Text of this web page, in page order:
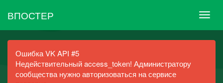
ВПОСТЕР
Ошибка VK API #5
Недействительный access_token! Администратору
сообщества нужно авторизоваться на сервисе